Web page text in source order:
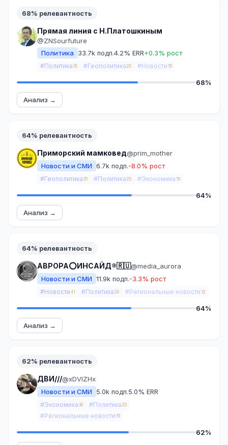
68% релевантность
Прямая линия с Н.Платошкиным
@ZNSourfuture
Политика
33.7k подп.4.2% ERR+0.3% рост
#Политика 35 #Геополитика 25 #Новости 15
68%
Анализ →
64% релевантность
Приморский мамковед@prim_mother
Новости и СМИ 6.7k подп.-8.0% рост
#Геополитика 35 #Политика 25 #Экономика 15
64%
Анализ →
64% релевантность
АВРОРА⭕️ИНСАЙД®🇷🇺@media_aurora
Новости и СМИ 11.9k подп.-3.3% рост
#Новости 41 #Политика 29 #Региональные новости 12
64%
Анализ →
62% релевантность
ДВИ///@xDVIZHx
Новости и СМИ
5.0k подп.5.0% ERR
#Экономика 30 #Политика 25
#Региональные новости 15
62%